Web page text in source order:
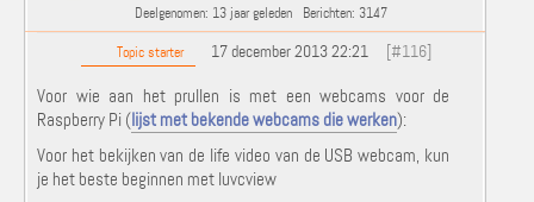
Deelgenomen: 13 jaar geleden Berichten: 3147
Topic starter 17 december 2013 22:21 [#116]
Voor wie aan het prullen is met een webcams voor de
Raspberry Pi (lijst met bekende webcams die werken):
Voor het bekijken van de life video van de USB webcam, kun
je het beste beginnen met luvcview